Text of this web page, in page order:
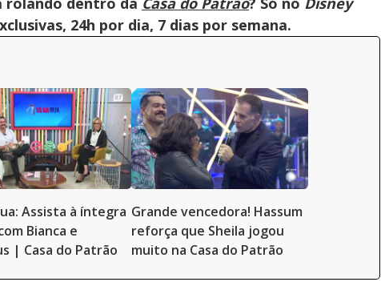
24h por dia, 7 dias por semana.
Assista à íntegra
Bianca e
| Casa do Patrão
Grande vencedora! Hassum
reforça que Sheila jogou
muito na Casa do Patrão